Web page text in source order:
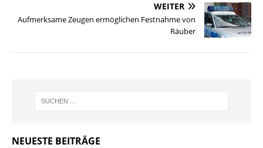
WEITER
Aufmerksame Zeugen ermöglichen Festnahme von
Räuber
NEUESTE BEITRÄGE